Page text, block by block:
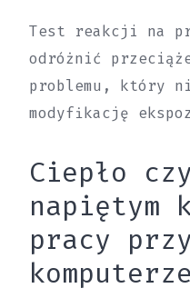
Test reakcji na
odróżnić
problemu, który
modyfikację
Ciepło
napiętym
pracy przy